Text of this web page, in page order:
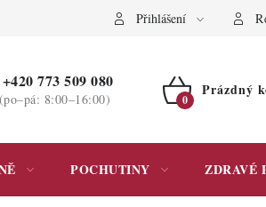
osobních údajů Přihlášení
+420 773 509 080
(po–pá: 8:00–16:00)
NÁKUPNÍ
Prázdný
POCHUTINY ZDRAVÉ